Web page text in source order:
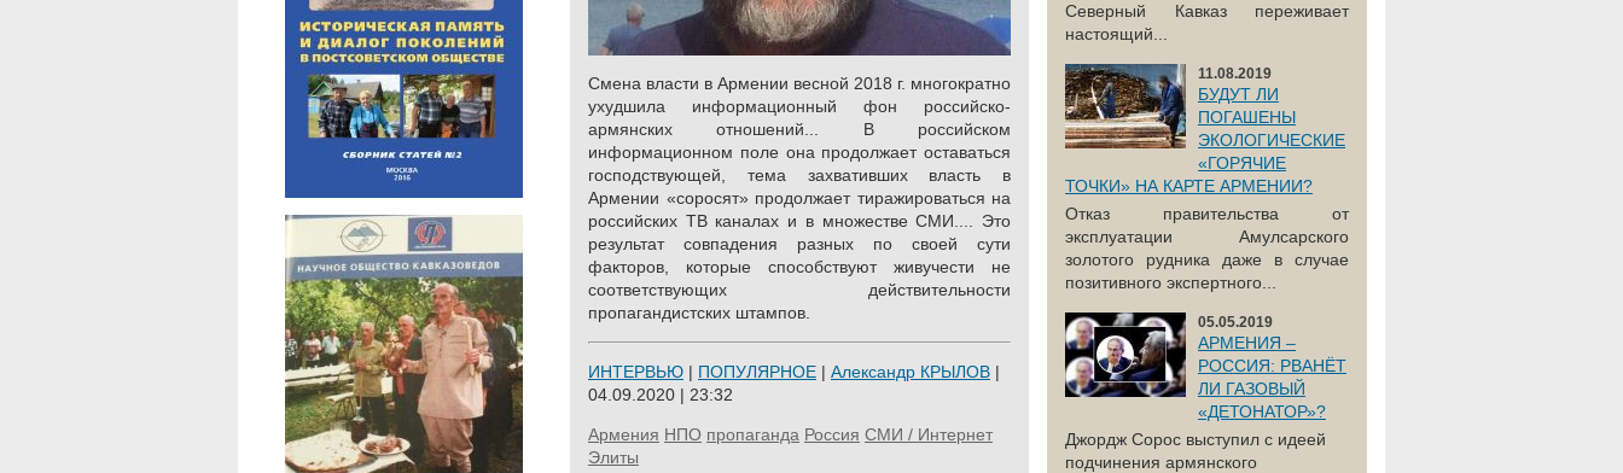
Смена власти в Армении весной 2018 г. многократно
ухудшила информационный фон российско-
армянских отношений... В российском
информационном поле она продолжает оставаться
господствующей, тема захвативших власть в
Армении «соросят» продолжает тиражироваться на
российских ТВ каналах и в множестве СМИ.... Это
результат совпадения разных по своей сути
факторов, которые способствуют живучести не
соответствующих действительности
пропагандистских штампов.
ИНТЕРВЬЮ | ПОПУЛЯРНОЕ | Александр КРЫЛОВ |
04.09.2020 | 23:32
Армения НПО пропаганда Россия СМИ / Интернет
Элиты
Северный Кавказ переживает
настоящий...
11.08.2019
БУДУТ ЛИ
ПОГАШЕНЫ
ЭКОЛОГИЧЕСКИЕ
«ГОРЯЧИЕ
ТОЧКИ» НА КАРТЕ АРМЕНИИ?
Отказ правительства от
эксплуатации Амулсарского
золотого рудника даже в случае
позитивного экспертного...
05.05.2019
АРМЕНИЯ –
РОССИЯ: РВАНЁТ
ЛИ ГАЗОВЫЙ
«ДЕТОНАТОР»?
Джордж Сорос выступил с идеей
подчинения армянского